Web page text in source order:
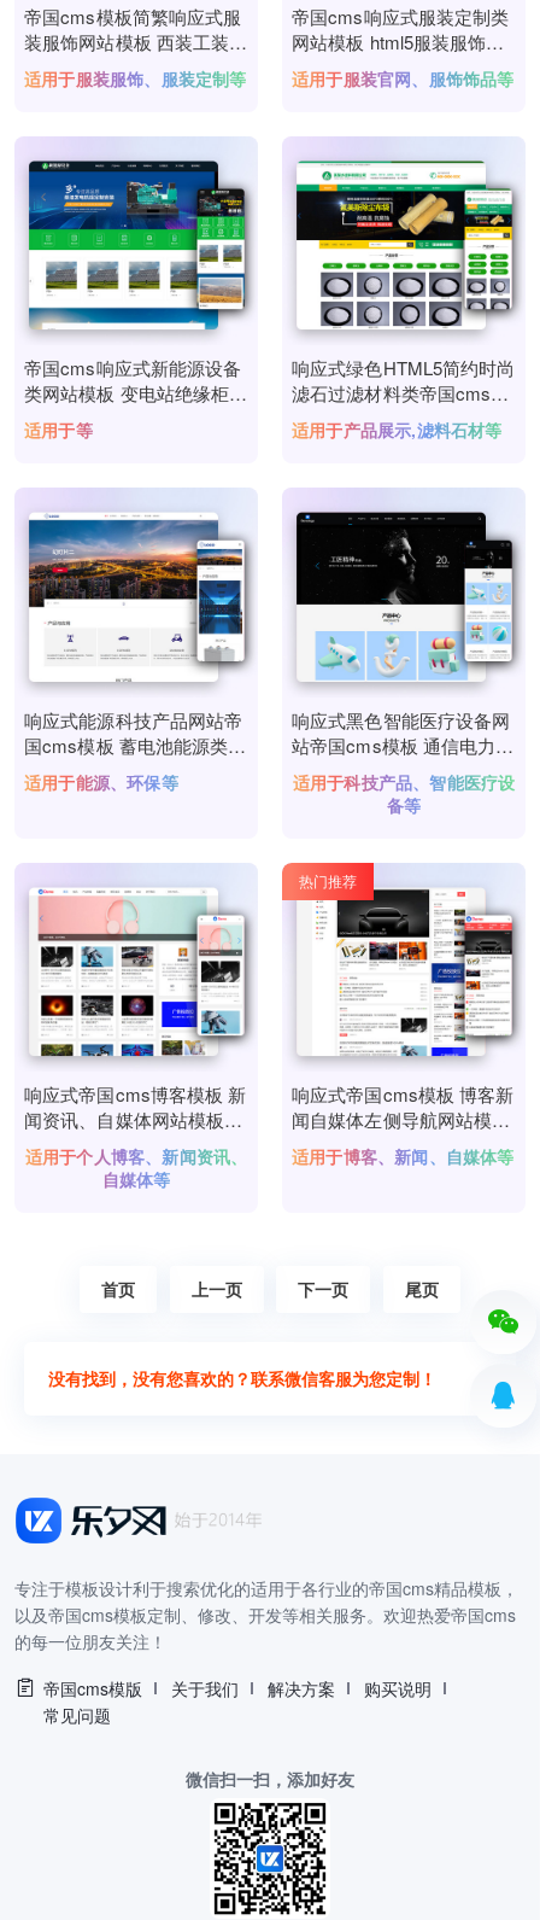
帝国cms模板简繁响应式服
装服饰网站模板 西装工装校
服定制网站源码下载
适用于服装服饰、服装定制等
帝国cms响应式服装定制类
网站模板 html5服装服饰饰
品网站源码下载
适用于服装官网、服饰饰品等
帝国cms响应式新能源设备
类网站模板 变电站绝缘柜发
电机网站源码
适用于等
响应式绿色HTML5简约时尚
滤石过滤材料类帝国cms模
板 滤料石材网站源码
适用于产品展示,滤料石材等
响应式能源科技产品网站帝
国cms模板 蓄电池能源类网
站源码下载
适用于能源、环保等
响应式黑色智能医疗设备网
站帝国cms模板 通信电力金
融医疗科技类网站源码(自
适应手机端)
适用于科技产品、智能医疗设
备等
响应式帝国cms博客模板 新
闻资讯、自媒体网站模板
(自适应手机端)
适用于个人博客、新闻资讯、
自媒体等
热门推荐
响应式帝国cms模板 博客新
闻自媒体左侧导航网站模板
(自适应手机端)
适用于博客、新闻、自媒体等
首页 上一页 下一页 尾页
没有找到，没有您喜欢的？联系微信客服为您定制！
专注于模板设计利于搜索优化的适用于各行业的帝国cms精品模板，
以及帝国cms模板定制、修改、开发等相关服务。欢迎热爱帝国cms
的每一位朋友关注！
帝国cms模版
关于我们 解决方案
购买说明
常见问题
微信扫一扫，添加好友